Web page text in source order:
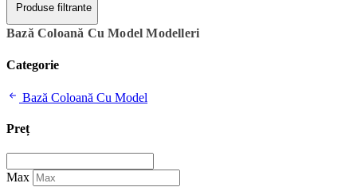
Produse filtrante
Bază Coloană Cu Model Modelleri
Categorie
Bază Coloană Cu Model
Preț
Max